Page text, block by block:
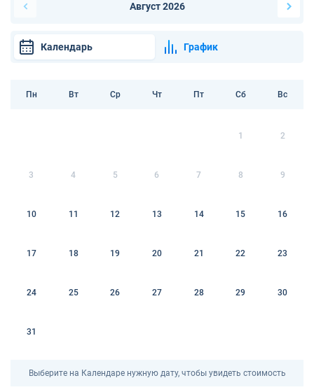
Август 2026
Календарь График
Пн Вт Ср Чт Пт Сб Вс
1 2
3 4 5 6 7 8 9
10 11 12 13 14 15 16
17 18 19 20 21 22 23
24 25 26 27 28 29 30
31
Выберите на Календаре нужную дату, чтобы увидеть стоимость